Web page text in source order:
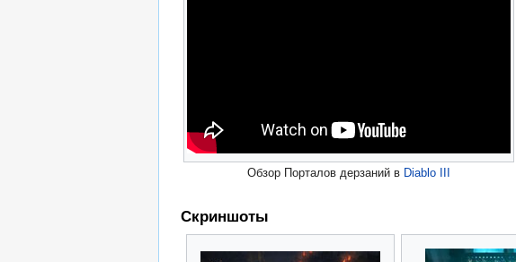
Обзор Порталов дерзаний в Diablo III
Скриншоты